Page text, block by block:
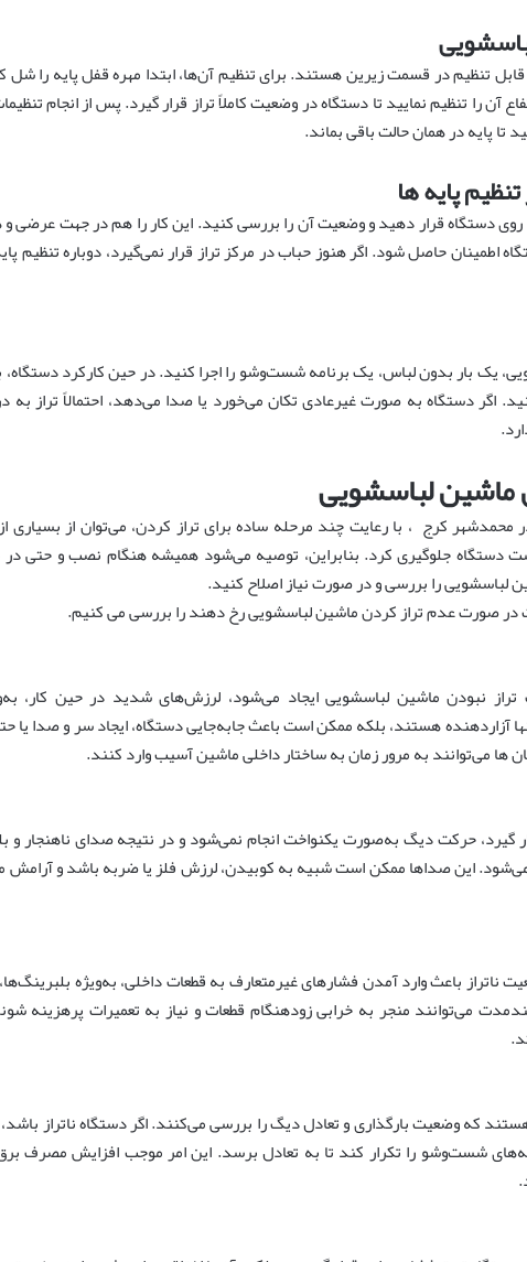
تنظیم در قسمت زیرین هستند. برای تنظیم آن‌ها، ابتدا مهره قفل پایه را
آن را تنظیم نمایید تا دستگاه در وضعیت کاملاً تراز قرار گیرد. پس از انجام
تا پایه در همان حالت باقی بماند.
را روی دستگاه قرار دهید و وضعیت آن را بررسی کنید. این کار را هم در جهت
اطمینان حاصل شود. اگر هنوز حباب در مرکز تراز قرار نمی‌گیرد، دوباره تنظیم
یک بار بدون لباس، یک برنامه شست‌وشو را اجرا کنید. در حین کارکرد
دستگاه به صورت غیرعادی تکان می‌خورد یا صدا می‌دهد، احتمالاً تراز به
لباسشویی
محمدشهر کرج ، با رعایت چند مرحله ساده برای تراز کردن، می‌توان از بسیاری
دستگاه جلوگیری کرد. بنابراین، توصیه می‌شود همیشه هنگام نصب و حتی
را بررسی و در صورت نیاز اصلاح کنید.
در صورت عدم تراز کردن ماشین لباسشویی رخ دهند را بررسی می کنیم.
نبودن ماشین لباسشویی ایجاد می‌شود، لرزش‌های شدید در حین کار،
هستند، بلکه ممکن است باعث جابه‌جایی دستگاه، ایجاد سر و صدا یا
می‌توانند به مرور زمان به ساختار داخلی ماشین آسیب وارد کنند.
گیرد، حرکت دیگ به‌صورت یکنواخت انجام نمی‌شود و در نتیجه صدای ناهنجار و
این صداها ممکن است شبیه به کوبیدن، لرزش فلز یا ضربه باشد و آرامش
باعث وارد آمدن فشارهای غیرمتعارف به قطعات داخلی، به‌ویژه
می‌توانند منجر به خرابی زودهنگام قطعات و نیاز به تعمیرات پرهزینه
که وضعیت بارگذاری و تعادل دیگ را بررسی می‌کنند. اگر دستگاه ناتراز
شست‌وشو را تکرار کند تا به تعادل برسد. این امر موجب افزایش مصرف